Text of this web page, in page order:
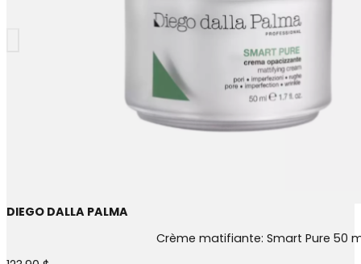
DIEGO DALLA PALMA
Crème matifiante: Smart Pure 50